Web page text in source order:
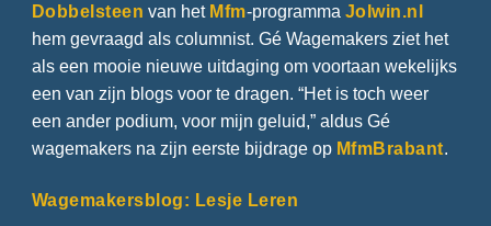
Dobbelsteen van het Mfm-programma Jolwin.nl
hem gevraagd als columnist. Gé Wagemakers ziet het
als een mooie nieuwe uitdaging om voortaan wekelijks
een van zijn blogs voor te dragen. “Het is toch weer
een ander podium, voor mijn geluid,” aldus Gé
wagemakers na zijn eerste bijdrage op MfmBrabant.
Wagemakersblog: Lesje Leren